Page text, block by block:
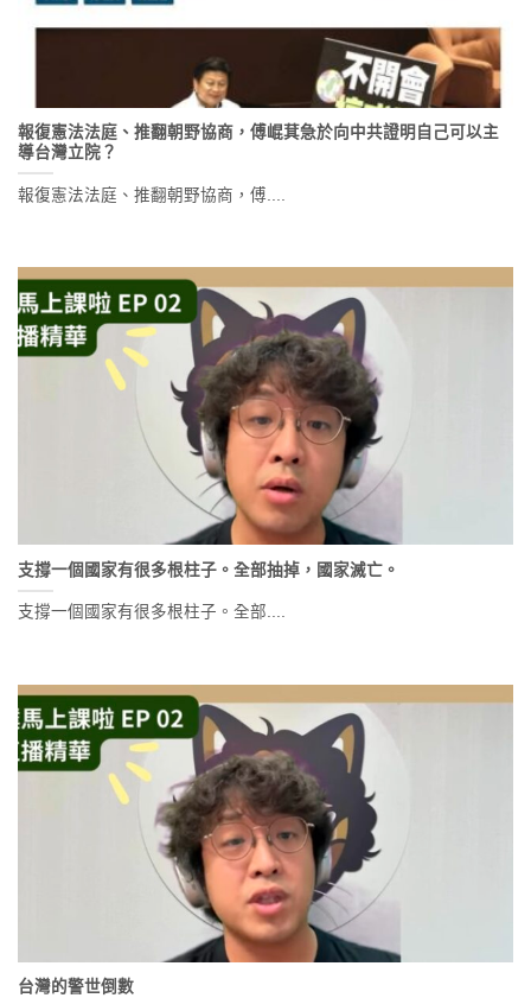
報復憲法法庭、推翻朝野協商，傅崐萁急於向中共證明自己可以主
導台灣立院？
報復憲法法庭、推翻朝野協商，傅....
支撐一個國家有很多根柱子。全部抽掉，國家滅亡。
支撐一個國家有很多根柱子。全部....
台灣的警世倒數